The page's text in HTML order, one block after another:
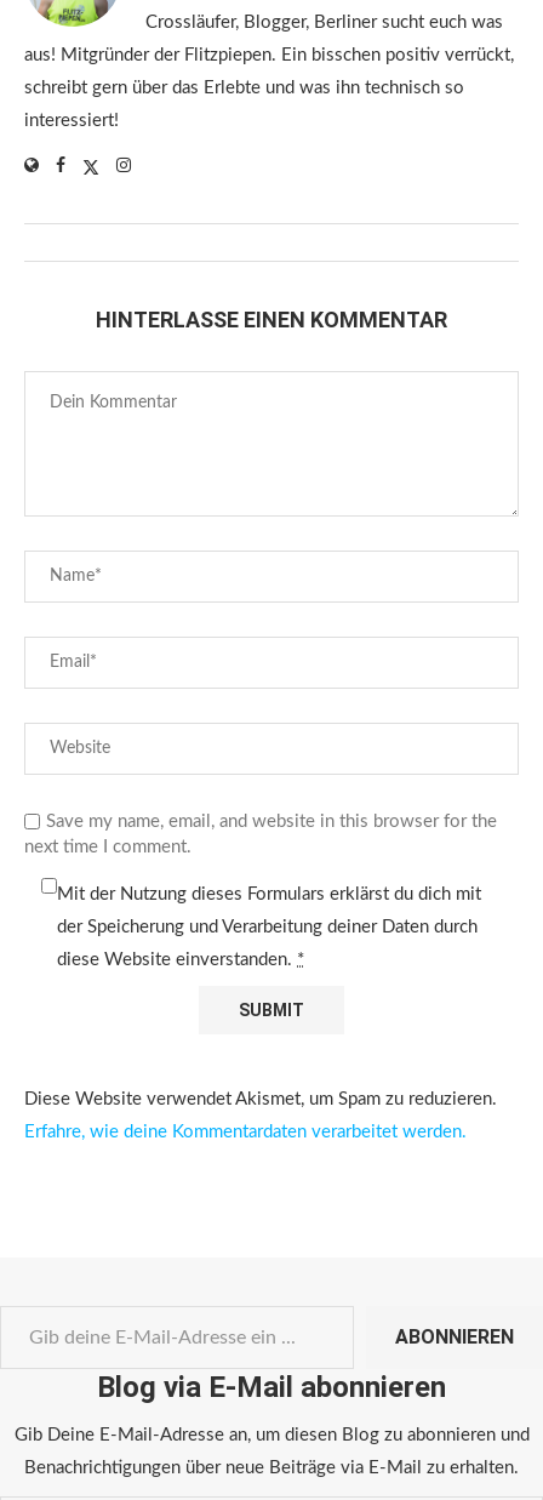
Crossläufer, Blogger, Berliner sucht euch was
aus! Mitgründer der Flitzpiepen. Ein bisschen positiv verrückt,
schreibt gern über das Erlebte und was ihn technisch so
interessiert!
HINTERLASSE EINEN KOMMENTAR
Save my name, email, and website in this browser for the
next time I comment.
Mit der Nutzung dieses Formulars erklärst du dich mit
der Speicherung und Verarbeitung deiner Daten durch
diese Website einverstanden. *
Diese Website verwendet Akismet, um Spam zu reduzieren.
Erfahre, wie deine Kommentardaten verarbeitet werden.
ABONNIEREN
Blog via E-Mail abonnieren
Gib Deine E-Mail-Adresse an, um diesen Blog zu abonnieren und
Benachrichtigungen über neue Beiträge via E-Mail zu erhalten.